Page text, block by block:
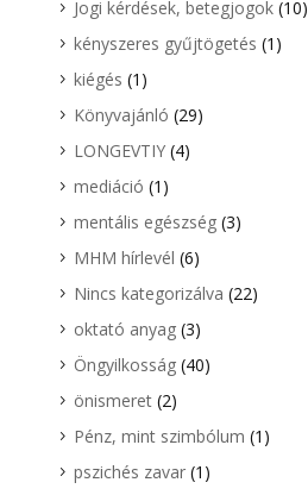
Jogi kérdések, betegjogok(10)
kényszeres gyűjtögetés (1)
kiégés (1)
Könyvajánló (29)
LONGEVTIY(4)
mediáció (1)
mentális egészség(3)
MHM hírlevél (6)
Nincs kategorizálva (22)
oktató anyag(3)
Öngyilkosság(40)
önismeret(2)
Pénz, mint szimbólum (1)
pszichés zavar(1)